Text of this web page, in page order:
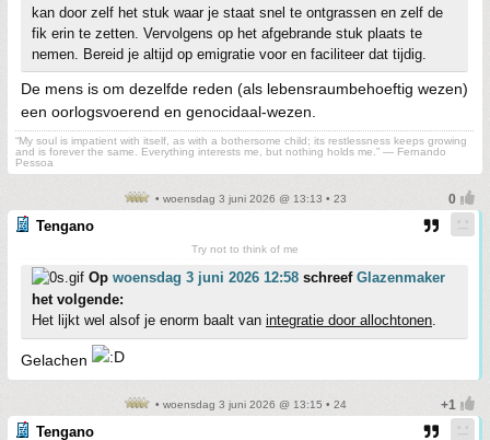
kan door zelf het stuk waar je staat snel te ontgrassen en zelf de
fik erin te zetten. Vervolgens op het afgebrande stuk plaats te
nemen. Bereid je altijd op emigratie voor en faciliteer dat tijdig.
De mens is om dezelfde reden (als lebensraumbehoeftig wezen)
een oorlogsvoerend en genocidaal-wezen.
“My soul is impatient with itself, as with a bothersome child; its restlessness keeps growing
and is forever the same. Everything interests me, but nothing holds me.” ― Fernando
Pessoa
• woensdag 3 juni 2026 @ 13:13 • 23
Tengano
Try not to think of me
Op woensdag 3 juni 2026 12:58 schreef Glazenmaker
het volgende:
Het lijkt wel alsof je enorm baalt van integratie door allochtonen
Gelachen
• woensdag 3 juni 2026 @ 13:15 • 24
Tengano